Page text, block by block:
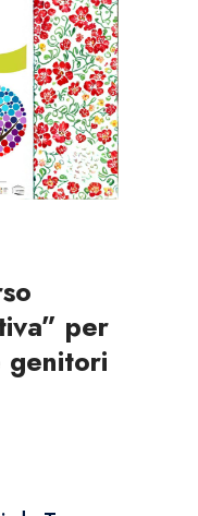
per
genitori